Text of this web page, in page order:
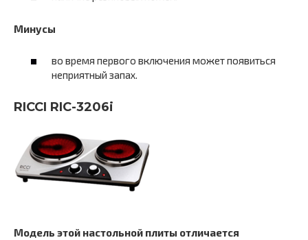
Минусы
во время первого включения может появиться
неприятный запах.
RICCI RIС-3206i
Модель этой настольной плиты отличается